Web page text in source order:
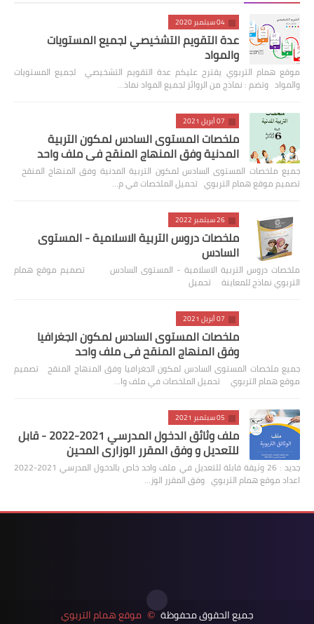
04 سبتمبر 2020
عدة التقويم التشخيصي لجميع المستويات
والمواد
موقع همام التربوي يقترح عليكم عدة التقويم التشخيصي لجميع المستويات
والمواد وتضم : نماذج من الروائز لجميع المواد نماذ…
07 أبريل 2021
ملخصات المستوى السادس لمكون التربية
المدنية وفق المنهاج المنقح في ملف واحد
جميع ملخصات المستوى السادس لمكون التربية المدنية وفق المنهاج المنقح
تصميم موقع همام التربوي تحميل الملخصات في م…
26 سبتمبر 2022
ملخصات دروس التربية الاسلامية - المستوى
السادس
ملخصات دروس التربية الاسلامية - المستوى السادس تصميم موقع همام
التربوي نماذج للمعاينة تحميل
07 أبريل 2021
ملخصات المستوى السادس لمكون الجغرافيا
وفق المنهاج المنقح في ملف واحد
جميع ملخصات المستوى السادس لمكون الجغرافيا وفق المنهاج المنقح تصميم
موقع همام التربوي تحميل الملخصات في ملف وا…
05 سبتمبر 2021
ملف وثائق الدخول المدرسي 2021-2022 - قابل
للتعديل و وفق المقرر الوزاري المحين
جديد : 26 وثيقة قابلة للتعديل في ملف واحد خاص بالدخول المدرسي 2021-2022
اعداد موقع همام التربوي وفق المقرر الوز…
جميع الحقوق محفوظة © موقع همام التربوي